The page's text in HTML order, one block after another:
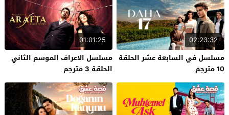
02:23:32
مسلسل في السابعة عشر الحلقة
10 مترجم
01:01:25
مسلسل الاعراف الموسم الثاني
الحلقة 3 مترجم